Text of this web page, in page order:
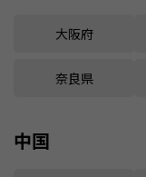
大阪府
奈良県
中国